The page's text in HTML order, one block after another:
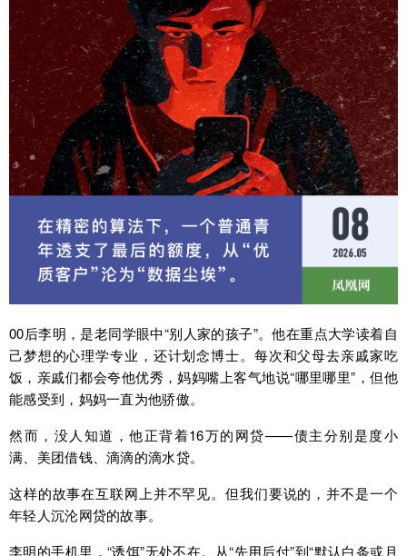
00后李明，是老同学眼中“别人家的孩子”。他在重点大学读着自
己梦想的心理学专业，还计划念博士。每次和父母去亲戚家吃
饭，亲戚们都会夸他优秀，妈妈嘴上客气地说“哪里哪里”，但他
能感受到，妈妈一直为他骄傲。
然而，没人知道，他正背着16万的网贷——债主分别是度小
满、美团借钱、滴滴的滴水贷。
这样的故事在互联网上并不罕见。但我们要说的，并不是一个
年轻人沉沦网贷的故事。
李明的手机里，“诱饵”无处不在。从“先用后付”到“默认白条或月